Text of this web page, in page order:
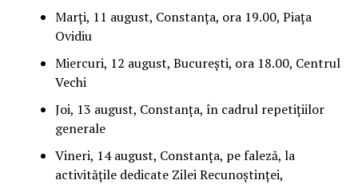
Marți, 11 august, Constanța, ora 19.00, Piața
Ovidiu
Miercuri, 12 august, București, ora 18.00, Centrul
Vechi
Joi, 13 august, Constanța, în cadrul repetițiilor
generale
Vineri, 14 august, Constanța, pe faleză, la
activitățile dedicate Zilei Recunoștinței,